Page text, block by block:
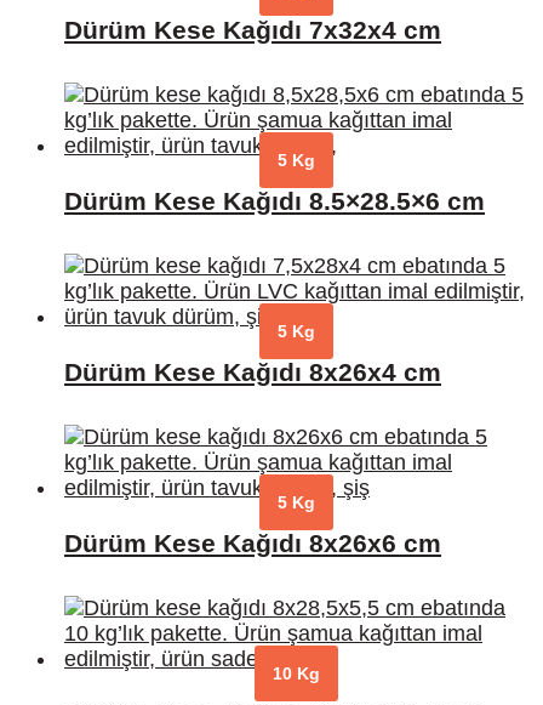
Dürüm Kese Kağıdı 7x32x4 cm
5 Kg
Dürüm Kese Kağıdı 8.5×28.5×6 cm
5 Kg
Dürüm Kese Kağıdı 8x26x4 cm
5 Kg
Dürüm Kese Kağıdı 8x26x6 cm
10 Kg